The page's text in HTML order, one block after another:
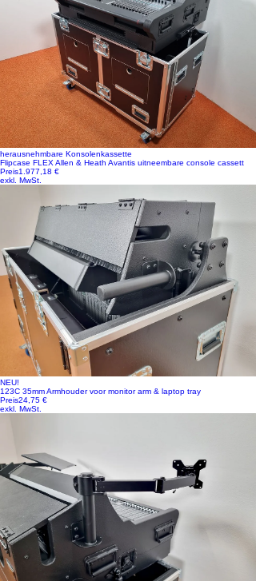
herausnehmbare Konsolenkassette
Flipcase FLEX Allen & Heath Avantis uitneembare console cassett
Preis1.977,18 €
exkl. MwSt.
NEU!
123C 35mm Armhouder voor monitor arm & laptop tray
Preis24,75 €
exkl. MwSt.